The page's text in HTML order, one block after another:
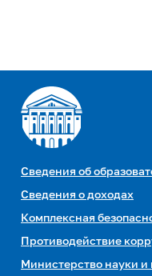
Сведения об
Сведения о доходах
Комплексная
Противодействие
Министерство науки